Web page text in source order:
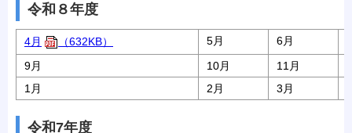
令和８年度
4月 （632KB） 5月 6月
9月
10月 11月
1月
2月 3月
令和7年度